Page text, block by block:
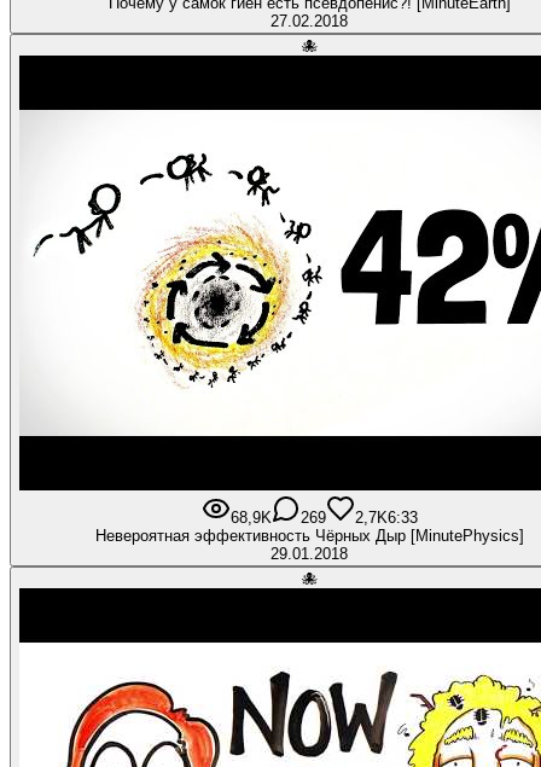
27.02.2018
🐙
68,9K 269 2,7K6:33
Невероятная эффективность Чёрных Дыр [MinutePhysics]
29.01.2018
🐙